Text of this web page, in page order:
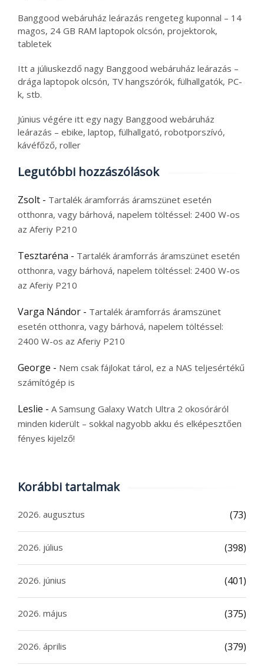
Banggood webáruház leárazás rengeteg kuponnal – 14
magos, 24 GB RAM laptopok olcsón, projektorok,
tabletek
Itt a júliuskezdő nagy Banggood webáruház leárazás –
drága laptopok olcsón, TV hangszórók, fülhallgatók, PC-
k, stb.
Június végére itt egy nagy Banggood webáruház
leárazás – ebike, laptop, fülhallgató, robotporszívó,
kávéfőző, roller
Legutóbbi hozzászólások
Zsolt - Tartalék áramforrás áramszünet esetén
otthonra, vagy bárhová, napelem töltéssel: 2400 W-os
az Aferiy P210
Tesztaréna - Tartalék áramforrás áramszünet esetén
otthonra, vagy bárhová, napelem töltéssel: 2400 W-os
az Aferiy P210
Varga Nándor - Tartalék áramforrás áramszünet
esetén otthonra, vagy bárhová, napelem töltéssel:
2400 W-os az Aferiy P210
George - Nem csak fájlokat tárol, ez a NAS teljesértékű
számítógép is
Leslie - A Samsung Galaxy Watch Ultra 2 okosóráról
minden kiderült – sokkal nagyobb akku és elképesztően
fényes kijelző!
Korábbi tartalmak
2026. augusztus (73)
2026. július (398)
2026. június (401)
2026. május (375)
2026. április (379)